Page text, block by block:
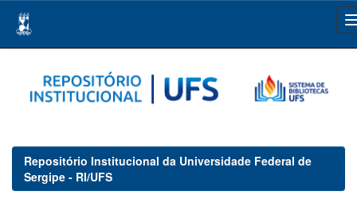
navigation
Repositório Institucional da Universidade Federal de
Sergipe - RI/UFS